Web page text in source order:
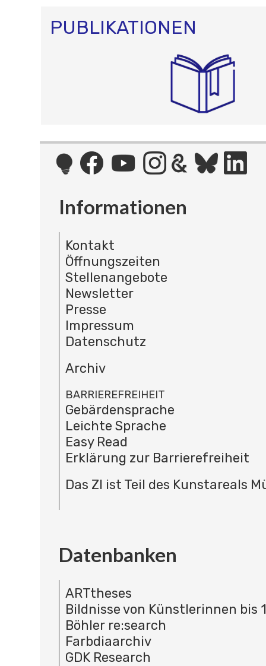
PUBLIKATIONEN
Informationen
Kontakt
Öffnungszeiten
Stellenangebote
Newsletter
Presse
Impressum
Datenschutz
Archiv
BARRIEREFREIHEIT
Gebärdensprache
Leichte Sprache
Easy Read
Erklärung zur Barrierefreiheit
Das ZI ist Teil des Kunstareals
Datenbanken
ARTtheses
Bildnisse von Künstlerinnen bis
Böhler re:search
Farbdiaarchiv
GDK Research